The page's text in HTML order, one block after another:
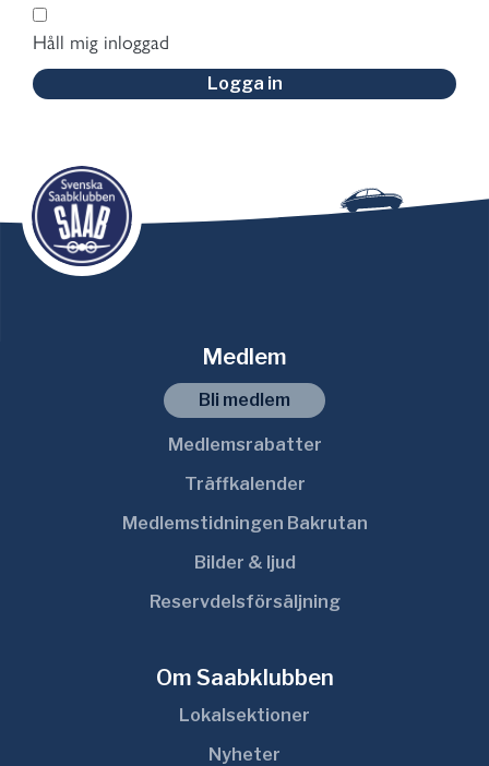
Håll mig inloggad
Logga in
Medlem
Bli medlem
Medlemsrabatter
Träffkalender
Medlemstidningen Bakrutan
Bilder & ljud
Reservdelsförsäljning
Om Saabklubben
Lokalsektioner
Nyheter